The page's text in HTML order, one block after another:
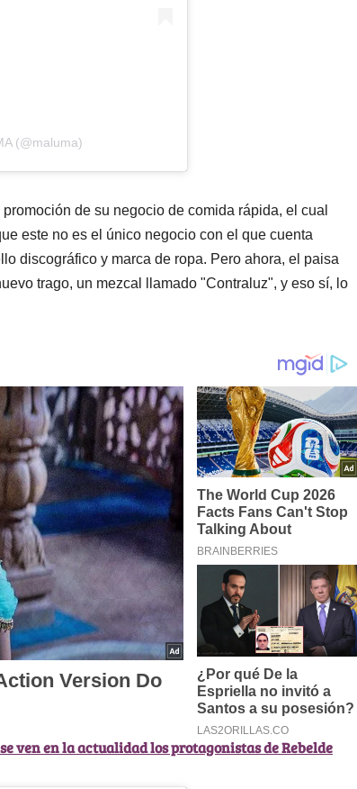
(@maluma)
de su negocio de comida rápida, el cual
este no es el único negocio con el que cuenta
discográfico y marca de ropa. Pero ahora, el paisa
trago, un mezcal llamado "Contraluz", y eso sí, lo
ven en la actualidad los protagonistas de Rebelde